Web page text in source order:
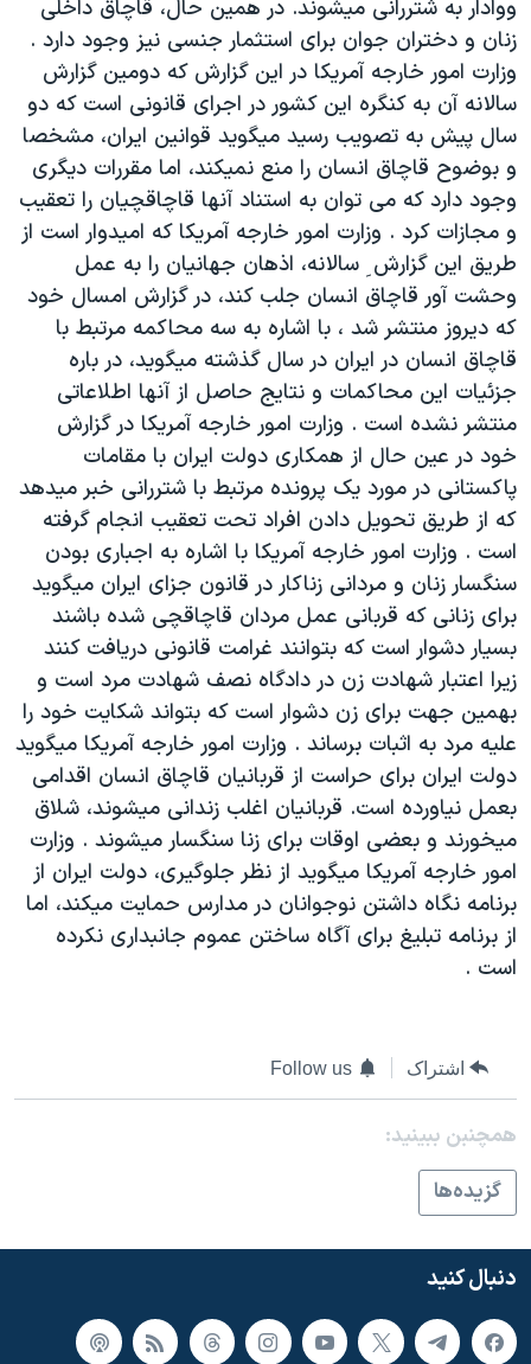
گالری عکس
آرشیو پخش زنده
اعتراضات زن، زندگی، آزادی
مجموعه مستندهای دادخواهی
تریبونال مردمی آبان ۹۸
دادگاه حمید نوری
چهل سال گروگان‌گیری
قانون شفافیت دارائی کادر رهبری ایران
اعتراضات مردمی آبان ۹۸
اسرائیل در جنگ
نرگس محمدی برنده جایزه نوبل صلح
همایش محافظه‌کاران آمریکا «سی‌پک»
صفحه‌های ویژه
سفر پرزیدنت ترامپ به چین
ووادار به شتررانی ميشوند. در همين حال، قاچاق داخلی
زنان و دختران جوان برای استثمار جنسی نيز وجود دارد .
وزارت امور خارجه آمريکا در اين گزارش که دومين گزارش
سالانه آن به کنگره اين کشور در اجرای قانونی است که دو
سال پيش به تصويب رسيد ميگويد قوانين ايران، مشخصا
و بوضوح قاچاق انسان را منع نميکند، اما مقررات ديگری
وجود دارد که می توان به استناد آنها قاچاقچيان را تعقيب
و مجازات کرد . وزارت امور خارجه آمريکا که اميدوار است از
طريق اين گزارش ِ سالانه، اذهان جهانيان را به عمل
وحشت آور قاچاق انسان جلب کند، در گزارش امسال خود
که ديروز منتشر شد ، با اشاره به سه محاکمه مرتبط با
قاچاق انسان در ايران در سال گذشته ميگويد، در باره
جزئيات اين محاکمات و نتايج حاصل از آنها اطلاعاتی
منتشر نشده است . وزارت امور خارجه آمريکا در گزارش
خود در عين حال از همکاری دولت ايران با مقامات
پاکستانی در مورد يک پرونده مرتبط با شتررانی خبر ميدهد
که از طريق تحويل دادن افراد تحت تعقيب انجام گرفته
است . وزارت امور خارجه آمريکا با اشاره به اجباری بودن
سنگسار زنان و مردانی زناکار در قانون جزای ايران ميگويد
برای زنانی که قربانی عمل مردان قاچاقچی شده باشند
بسيار دشوار است که بتوانند غرامت قانونی دريافت کنند
زيرا اعتبار شهادت زن در دادگاه نصف شهادت مرد است و
بهمين جهت برای زن دشوار است که بتواند شکايت خود را
عليه مرد به اثبات برساند . وزارت امور خارجه آمريکا ميگويد
دولت ايران برای حراست از قربانيان قاچاق انسان اقدامی
بعمل نياورده است. قربانيان اغلب زندانی ميشوند، شلاق
ميخورند و بعضی اوقات برای زنا سنگسار ميشوند . وزارت
امور خارجه آمريکا ميگويد از نظر جلوگيری، دولت ايران از
برنامه نگاه داشتن نوجوانان در مدارس حمايت ميکند، اما
از برنامه تبليغ برای آگاه ساختن عموم جانبداری نکرده
است .
اشتراک Follow us
همچنبن ببینید:
گزيده‌ها
دنبال کنید